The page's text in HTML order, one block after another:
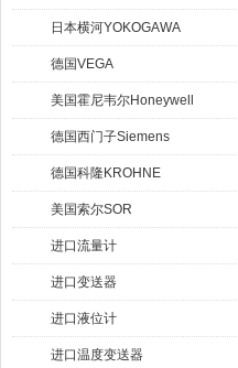
日本横河YOKOGAWA
德国VEGA
美国霍尼韦尔Honeywell
德国西门子Siemens
德国科隆KROHNE
美国索尔SOR
进口流量计
进口变送器
进口液位计
进口温度变送器